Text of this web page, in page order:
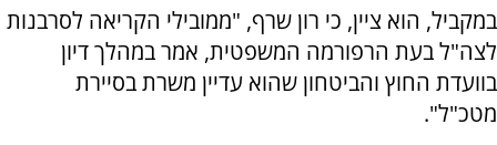
במקביל, הוא ציין, כי רון שרף, "ממובילי הקריאה לסרבנות
לצה"ל בעת הרפורמה המשפטית, אמר במהלך דיון
בוועדת החוץ והביטחון שהוא עדיין משרת בסיירת
מטכ"ל".